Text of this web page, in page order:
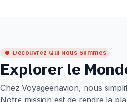
Découvrez Qui Nous Sommes
Explorer le
Chez Voyageenavion, nous
Notre mission est de rendre la